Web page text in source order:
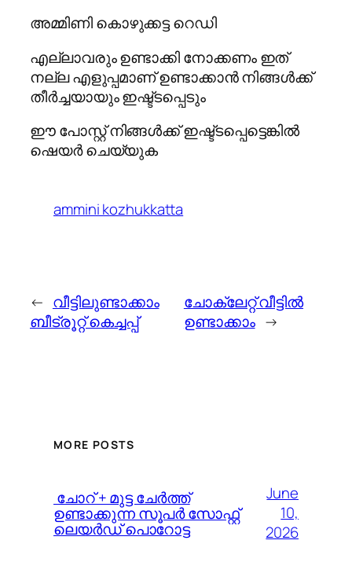
അമ്മിണി കൊഴുക്കട്ട റെഡി
എല്ലാവരും ഉണ്ടാക്കി നോക്കണം ഇത്
നല്ല എളുപ്പമാണ് ഉണ്ടാക്കാന്‍ നിങ്ങള്‍ക്ക്
തീര്‍ച്ചയായും ഇഷ്ട്ടപ്പെടും
ഈ പോസ്റ്റ്‌ നിങ്ങള്‍ക്ക് ഇഷ്ട്ടപ്പെട്ടെങ്കില്‍
ഷെയര്‍ ചെയ്യുക
ammini kozhukkatta
← വീട്ടിലുണ്ടാക്കാം
ബീട്രൂറ്റ് കെച്ചപ്പ്
ചോക്ലേറ്റ് വീട്ടില്‍
ഉണ്ടാക്കാം →
MORE POSTS
️ ചോറ് + മുട്ട ചേർത്ത്
ഉണ്ടാക്കുന്ന സൂപർ സോഫ്റ്റ്
ലെയർഡ് പൊറോട്ട
June
10,
2026